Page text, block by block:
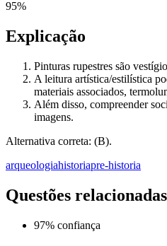
95%
Explicação
Pinturas rupestres são
A leitura artística/estilística
materiais associados,
Além disso, compreender
imagens.
Alternativa correta: (B).
arqueologiahistoriapre-historia
Questões relacionadas
97% confiança